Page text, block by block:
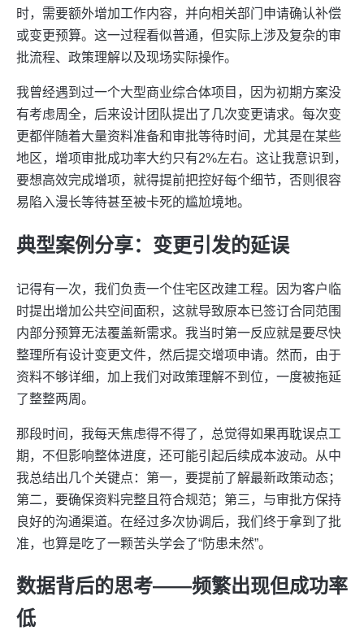
时，需要额外增加工作内容，并向相关部门申请确认补偿
或变更预算。这一过程看似普通，但实际上涉及复杂的审
批流程、政策理解以及现场实际操作。
我曾经遇到过一个大型商业综合体项目，因为初期方案没
有考虑周全，后来设计团队提出了几次变更请求。每次变
更都伴随着大量资料准备和审批等待时间，尤其是在某些
地区，增项审批成功率大约只有2%左右。这让我意识到，
要想高效完成增项，就得提前把控好每个细节，否则很容
易陷入漫长等待甚至被卡死的尴尬境地。
典型案例分享：变更引发的延误
记得有一次，我们负责一个住宅区改建工程。因为客户临
时提出增加公共空间面积，这就导致原本已签订合同范围
内部分预算无法覆盖新需求。我当时第一反应就是要尽快
整理所有设计变更文件，然后提交增项申请。然而，由于
资料不够详细，加上我们对政策理解不到位，一度被拖延
了整整两周。
那段时间，我每天焦虑得不得了，总觉得如果再耽误点工
期，不但影响整体进度，还可能引起后续成本波动。从中
我总结出几个关键点：第一，要提前了解最新政策动态；
第二，要确保资料完整且符合规范；第三，与审批方保持
良好的沟通渠道。在经过多次协调后，我们终于拿到了批
准，也算是吃了一颗苦头学会了“防患未然”。
数据背后的思考——频繁出现但成功率
低